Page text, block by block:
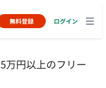
無料登録 ログイン
万円以上のフリー